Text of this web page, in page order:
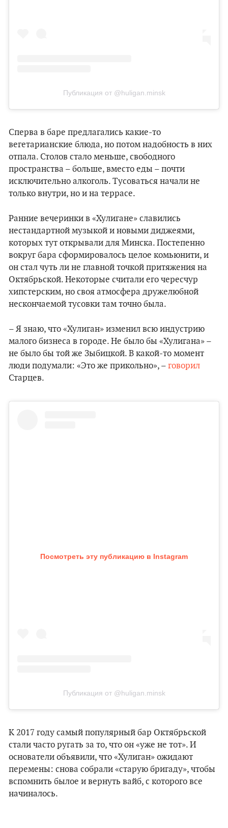
Публикация от @huligan.minsk
Сперва в баре предлагались какие-то
вегетарианские блюда, но потом надобность в них
отпала. Столов стало меньше, свободного
пространства – больше, вместо еды – почти
исключительно алкоголь. Тусоваться начали не
только внутри, но и на террасе.
Ранние вечеринки в «‎Хулигане» славились
нестандартной музыкой и новыми диджеями,
которых тут открывали для Минска. Постепенно
вокруг бара сформировалось целое комьюнити, и
он стал чуть ли не главной точкой притяжения на
Октябрьской. Некоторые считали его чересчур
хипстерским, но своя атмосфера дружелюбной
нескончаемой тусовки там точно была.
– Я знаю, что «Хулиган» изменил всю индустрию
малого бизнеса в городе. Не было бы «Хулигана» –
не было бы той же Зыбицкой. В какой-то момент
люди подумали: «Это же прикольно», – говорил
Старцев.
Посмотреть эту публикацию в Instagram
Публикация от @huligan.minsk
К 2017 году самый популярный бар Октябрьской
стали часто ругать за то, что он «уже не тот». И
основатели объявили, что «Хулиган» ожидают
перемены: снова собрали «старую бригаду», чтобы
вспомнить былое и вернуть вайб, с которого все
начиналось.